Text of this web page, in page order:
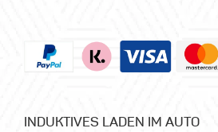
INDUKTIVES LADEN IM AUTO